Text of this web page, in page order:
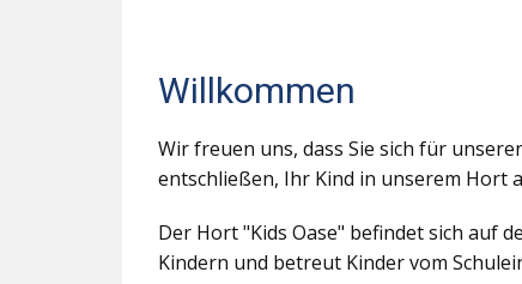
Willkommen
Wir freuen uns, dass Sie sich für
entschließen, Ihr Kind in unserem Hort
Der Hort "Kids Oase" befindet sich auf
Kindern und betreut Kinder vom